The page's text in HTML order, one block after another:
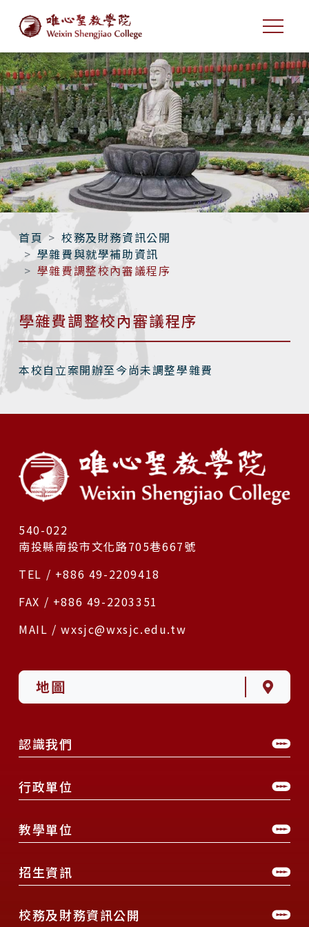
首頁
校務及財務資訊公開
學雜費與就學補助資訊
學雜費調整校內審議程序
學雜費調整校內審議程序
本校自立案開辦至今尚未調整學雜費
540-022
南投縣南投市文化路705巷667號
TEL / +886 49-2209418
FAX / +886 49-2203351
MAIL / wxsjc@wxsjc.edu.tw
地圖
認識我們
行政單位
教學單位
招生資訊
校務及財務資訊公開